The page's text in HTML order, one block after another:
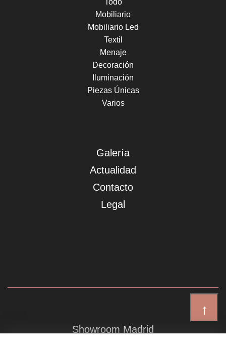
↑
Todo
Mobiliario
Mobiliario Led
Textil
Menaje
Decoración
Iluminación
Piezas Únicas
Varios
Galería
Actualidad
Contacto
Legal
Showroom Madrid